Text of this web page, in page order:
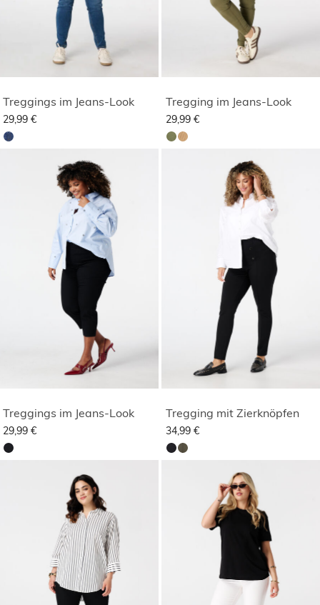
Treggings im Jeans-Look
29,99 €
Tregging im Jeans-Look
29,99 €
Treggings im Jeans-Look
29,99 €
Tregging mit Zierknöpfen
34,99 €